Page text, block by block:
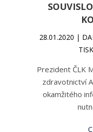
28.01.2020 |
Prezident ČLK
zdravotnictví
okamžitého